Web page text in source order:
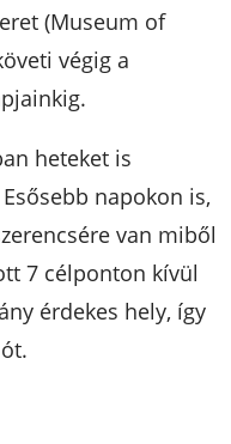
(Museum of
végig a
heteket is
napokon is,
van miből
7 célponton kívül
érdekes hely, így